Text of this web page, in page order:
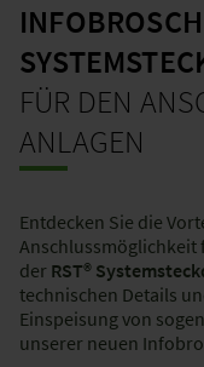
FÜR DEN
ANLAGEN
Entdecken Sie die
Anschlussmöglichkeit
der RST®
technischen Details
Einspeisung von
unserer neuen